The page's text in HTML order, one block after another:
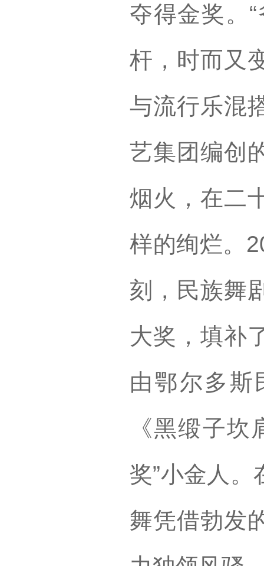
夺得金奖。
杆，时而又
与流行乐混
艺集团编创
烟火，在二
样的绚烂。
刻，民族舞
大奖，填补
由鄂尔多斯
《黑缎子
奖”小金人
舞凭借勃发